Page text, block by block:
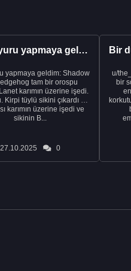
Bir duyuru yapmaya geldim
yapmaya geldim: Shadow
tam bir orospu
karımın üzerine işedi.
Kirpi tüylü sikini çıkardı ve
karımın üzerine işedi ve
sikinin B...
27.10.2025 0
u/
bir